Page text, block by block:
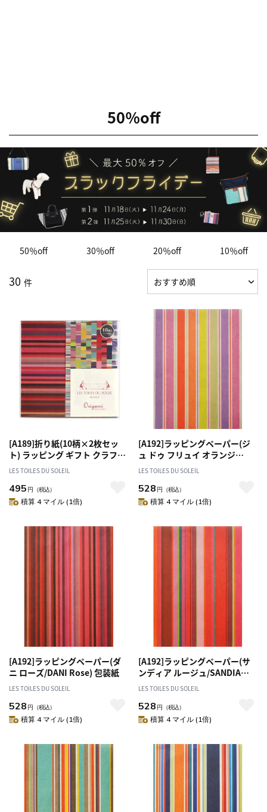
50％off
50％off 30％off 20％off 10％off
30 件
[A189]折り紙(10柄×2枚セッ
ト) ラッピング ギフト クラフト
手芸
LES TOILES DU SOLEIL
495 円 （税込）
積算 4 マイル (1倍)
[A192]ラッピングペーパー(ジ
ュ ドゥ フリュイ オランジ
ュ/JUS DE FRUITS ORANGE)
LES TOILES DU SOLEIL
528 円 （税込）
積算 4 マイル (1倍)
[A192]ラッピングペーパー(ダ
ニ ローズ/DANI Rose) 包装紙
LES TOILES DU SOLEIL
528 円 （税込）
積算 4 マイル (1倍)
[A192]ラッピングペーパー(サ
ンディア ルージュ/SANDIA
Rouge) 包装紙
LES TOILES DU SOLEIL
528 円 （税込）
積算 4 マイル (1倍)